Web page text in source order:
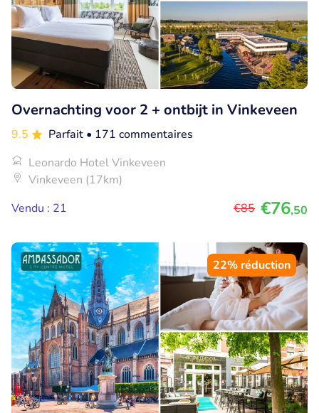
Overnachting voor 2 + ontbijt in Vinkeveen
9.5 Parfait • 171 commentaires
Leonardo Hotel Vinkeveen
Vinkeveen (17km)
Vendu : 21
€85 €76,50
22% réduction